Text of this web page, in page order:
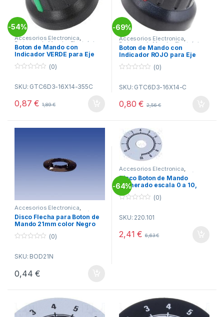
-54%
Accesorios Electronica,
Botones de Mando Electrónica
Boton de Mando con
Indicador VERDE para Eje
6,35mm
u
f
(0)
SKU: GTC6D3-16X14-355C
0,87€ 1,89€
-69%
Accesorios Electronica,
Botones de Mando Electrónica
Boton de Mando con
Indicador ROJO para Eje
6,35mm
u
f
(0)
SKU: GTC6D3-16X14-C
0,80€ 2,56€
Accesorios Electronica,
Botones de Mando Electrónica
Disco Flecha para Boton de
Mando 21mm color Negro
u
f
(0)
SKU: BOD21N
0,44€
-64%
Accesorios Electronica,
Botones de Mando, Electrónica
Disco Boton de Mando
Numerado escala 0 a 10,
diametro 41mm color fondo
Plata
u
f
(0)
SKU: 220.101
2,41€ 6,63€